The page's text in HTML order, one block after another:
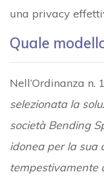
una privacy
Quale
Nell’Ordinanza n.
selezionata la
società Bending
idonea per la sua
tempestivamente